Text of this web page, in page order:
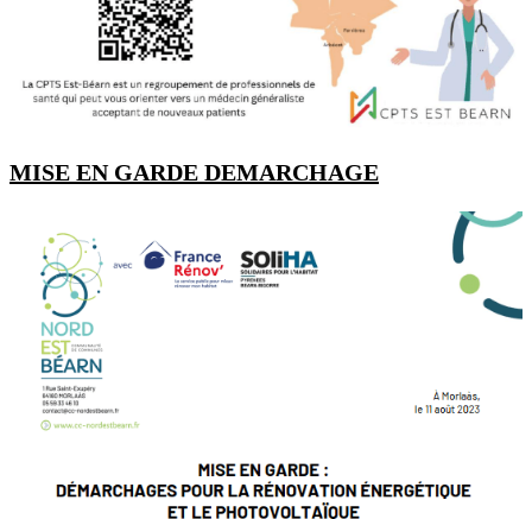
MISE EN GARDE DEMARCHAGE